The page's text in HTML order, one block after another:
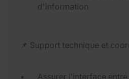
d'information
📌 Support technique et
Assurer l'interface